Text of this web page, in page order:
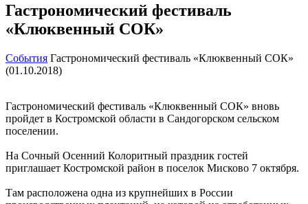
Гастрономический фестиваль
«Клюквенный СОК»
События Гастрономический фестиваль «Клюквенный СОК»
(01.10.2018)
Гастрономический фестиваль «Клюквенный СОК» вновь
пройдет в Костромской области в Сандогорском сельском
поселении.
На Сочный Осенний Колоритный праздник гостей
приглашает Костромской район в поселок Мисково 7 октября.
Там расположена одна из крупнейших в России